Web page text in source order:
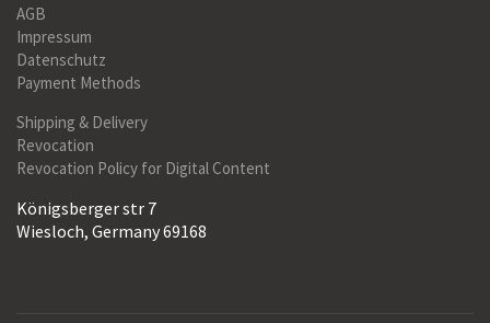
AGB
Impressum
Datenschutz
Payment Methods
Shipping & Delivery
Revocation
Revocation Policy for Digital Content
Königsberger str 7
Wiesloch, Germany 69168